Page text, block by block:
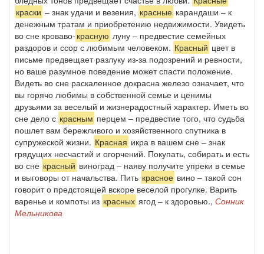
краски – знак удачи и везения, красные карандаши – к
денежным тратам и приобретению недвижимости. Увидеть
во сне кроваво- красную луну – предвестие семейных
раздоров и ссор с любимым человеком. Красный цвет в
письме предвещает разлуку из-за подозрений и ревности,
но ваше разумное поведение может спасти положение.
Видеть во сне раскаленное докрасна железо означает, что
вы горячо любимы в собственной семье и ценимы
друзьями за веселый и жизнерадостный характер. Иметь во
сне дело с красным перцем – предвестие того, что судьба
пошлет вам бережливого и хозяйственного спутника в
супружеской жизни. Красная икра в вашем сне – знак
грядущих несчастий и огорчений. Покупать, собирать и есть
во сне красный виноград – наяву получите упреки в семье
и выговоры от начальства. Пить красное вино – такой сон
говорит о предстоящей вскоре веселой прогулке. Варить
варенье и компоты из красных ягод – к здоровью., Сонник
Мельникова